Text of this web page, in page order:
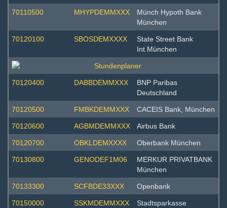
70110500 MHYPDEMMXXX
Münch Hypoth Bank
München
70120100 SBOSDEMXXXX
State Street Bank
Int.München
70120400 DABBDEMMXXX
BNP Paribas
Deutschland
70120500 FMBKDEMMXXX CACEIS Bank, München
70120600 AGBMDEMMXXX Airbus Bank
70120700 OBKLDEMXXXX Oberbank München
70130800 GENODEF1M06
MERKUR PRIVATBANK
München
70133300 SCFBDE33XXX Openbank
70150000 SSKMDEMMXXX
Stadtsparkasse